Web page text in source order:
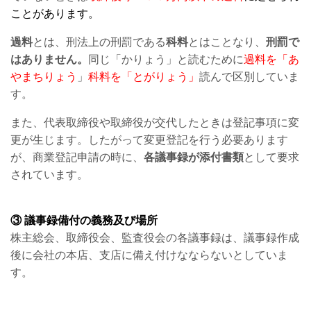
ことがあります。
過料とは、刑法上の刑罰である科料とはことなり、 刑罰で
はありません。
同じ「かりょう」と読むために過料を「あ
やまちりょう 」 科料を「とがりょう」 読んで区別していま
す。
また、代表取締役や取締役が交代したときは登記事項に変
更が生じます。したがって変更登記を行う必要あります
が、商業登記申請の時に、 各議事録が添付書類として要求
されています。
③ 議事録備付の義務及び場所
株主総会、取締役会、監査役会の各議事録は、議事録作成
後に会社の本店、支店に備え付けなならないとしていま
す。